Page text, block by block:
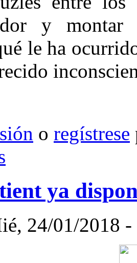
y montar
le ha
o regístrese
ya
24/01/2018